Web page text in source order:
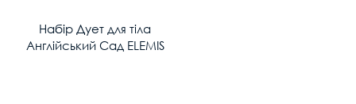
Набір Дует для тіла
Англійський Сад ELEMIS